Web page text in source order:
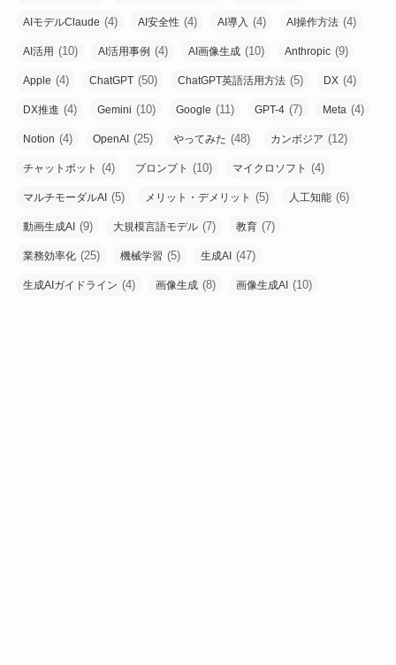
AIモデルClaude (4) AI安全性 (4) AI導入 (4) AI操作方法 (4)
AI活用 (10) AI活用事例 (4) AI画像生成 (10) Anthropic (9)
Apple (4) ChatGPT (50) ChatGPT英語活用方法 (5) DX (4)
DX推進 (4) Gemini (10) Google (11) GPT-4 (7) Meta (4)
Notion (4) OpenAI (25) やってみた (48) カンボジア (12)
チャットボット (4) プロンプト (10) マイクロソフト (4)
マルチモーダルAI (5) メリット・デメリット (5) 人工知能 (6)
動画生成AI (9) 大規模言語モデル (7) 教育 (7)
業務効率化 (25) 機械学習 (5) 生成AI (47)
生成AIガイドライン (4) 画像生成 (8) 画像生成AI (10)